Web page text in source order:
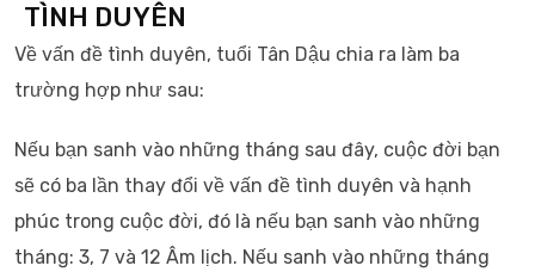
TÌNH DUYÊN
Về vấn đề tình duyên, tuổi Tân Dậu chia ra làm ba
trường hợp như sau:
Nếu bạn sanh vào những tháng sau đây, cuộc đời bạn
sẽ có ba lần thay đổi về vấn đề tình duyên và hạnh
phúc trong cuộc đời, đó là nếu bạn sanh vào những
tháng: 3, 7 và 12 Âm lịch. Nếu sanh vào những tháng